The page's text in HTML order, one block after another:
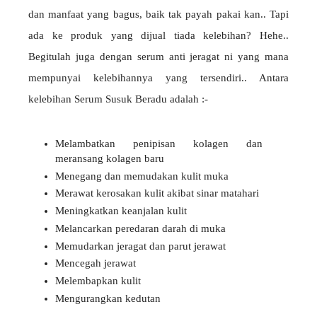
dan manfaat yang bagus, baik tak payah pakai kan.. Tapi
ada ke produk yang dijual tiada kelebihan? Hehe..
Begitulah juga dengan serum anti jeragat ni yang mana
mempunyai kelebihannya yang tersendiri.. Antara
kelebihan Serum Susuk Beradu adalah :-
Melambatkan penipisan kolagen dan
meransang kolagen baru
Menegang dan memudakan kulit muka
Merawat kerosakan kulit akibat sinar matahari
Meningkatkan keanjalan kulit
Melancarkan peredaran darah di muka
Memudarkan jeragat dan parut jerawat
Mencegah jerawat
Melembapkan kulit
Mengurangkan kedutan